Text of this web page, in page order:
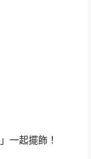
」一起擺飾！